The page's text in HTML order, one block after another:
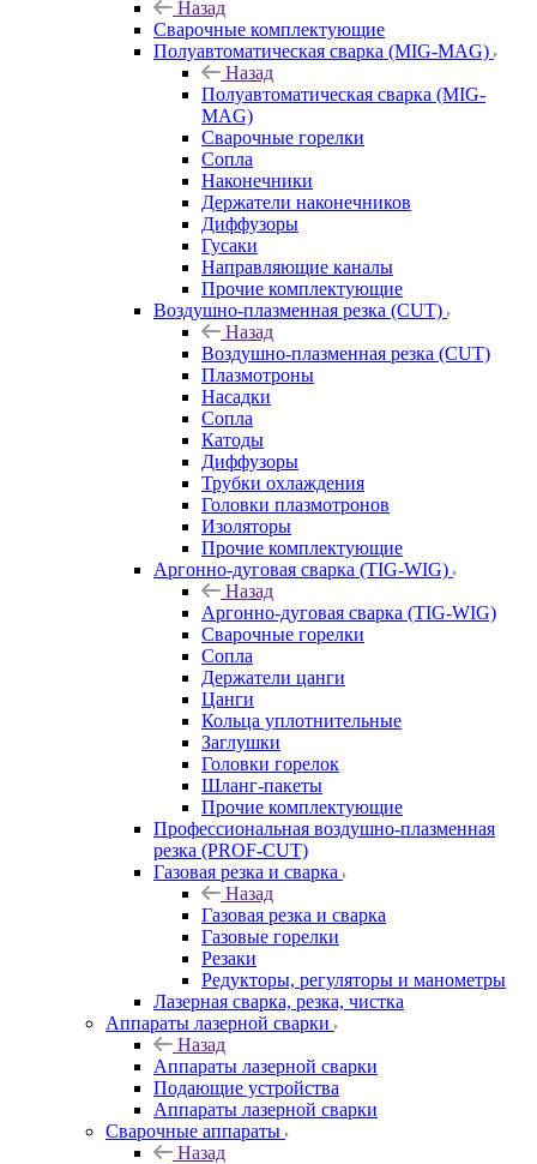
Назад
Сварочные комплектующие
Полуавтоматическая сварка (MIG-MAG)
Назад
Полуавтоматическая сварка (MIG-
MAG)
Сварочные горелки
Сопла
Наконечники
Держатели наконечников
Диффузоры
Гусаки
Направляющие каналы
Прочие комплектующие
Воздушно-плазменная резка (CUT)
Назад
Воздушно-плазменная резка (CUT)
Плазмотроны
Насадки
Сопла
Катоды
Диффузоры
Трубки охлаждения
Головки плазмотронов
Изоляторы
Прочие комплектующие
Аргонно-дуговая сварка (TIG-WIG)
Назад
Аргонно-дуговая сварка (TIG-WIG)
Сварочные горелки
Сопла
Держатели цанги
Цанги
Кольца уплотнительные
Заглушки
Головки горелок
Шланг-пакеты
Прочие комплектующие
Профессиональная воздушно-плазменная
резка (PROF-CUT)
Газовая резка и сварка
Назад
Газовая резка и сварка
Газовые горелки
Резаки
Редукторы, регуляторы и манометры
Лазерная сварка, резка, чистка
Аппараты лазерной сварки
Назад
Аппараты лазерной сварки
Подающие устройства
Аппараты лазерной сварки
Сварочные аппараты
Назад